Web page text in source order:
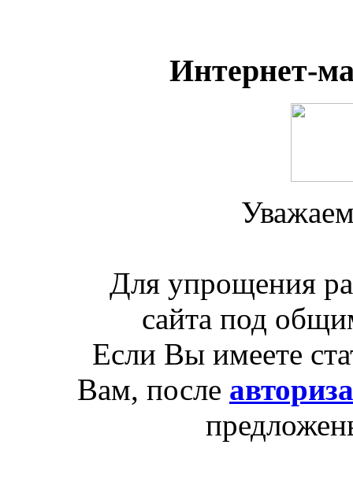
Интернет-
Для упрощения
сайта под
Если Вы имеете
Вам, после